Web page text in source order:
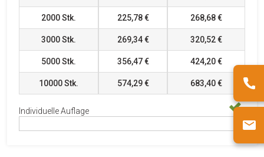
2000Stk. 225,78 € 268,68 €
3000Stk. 269,34 € 320,52 €
5000Stk. 356,47 € 424,20 €
10000Stk. 574,29 € 683,40 €
Individuelle Auflage